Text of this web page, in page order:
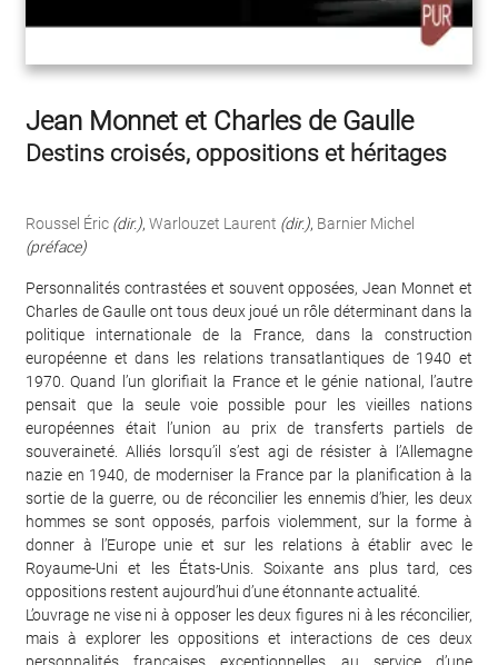
Jean Monnet et Charles de Gaulle
Destins croisés, oppositions et héritages
Roussel Éric (dir.), Warlouzet Laurent (dir.), Barnier Michel
(préface)
Personnalités contrastées et souvent opposées, Jean Monnet et
Charles de Gaulle ont tous deux joué un rôle déterminant dans la
politique internationale de la France, dans la construction
européenne et dans les relations transatlantiques de 1940 et
1970. Quand l’un glorifiait la France et le génie national, l’autre
pensait que la seule voie possible pour les vieilles nations
européennes était l’union au prix de transferts partiels de
souveraineté. Alliés lorsqu’il s’est agi de résister à l’Allemagne
nazie en 1940, de moderniser la France par la planification à la
sortie de la guerre, ou de réconcilier les ennemis d’hier, les deux
hommes se sont opposés, parfois violemment, sur la forme à
donner à l’Europe unie et sur les relations à établir avec le
Royaume-Uni et les États-Unis. Soixante ans plus tard, ces
oppositions restent aujourd’hui d’une étonnante actualité.
L’ouvrage ne vise ni à opposer les deux figures ni à les réconcilier,
mais à explorer les oppositions et interactions de ces deux
personnalités françaises exceptionnelles au service d’une